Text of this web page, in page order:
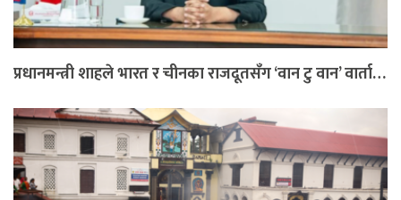
प्रधानमन्त्री शाहले भारत र चीनका राजदूतसँग ‘वान टु वान’ वार्ता…